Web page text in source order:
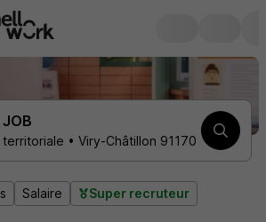
JOB
• Viry-Châtillon 91170
Salaire Super recruteur